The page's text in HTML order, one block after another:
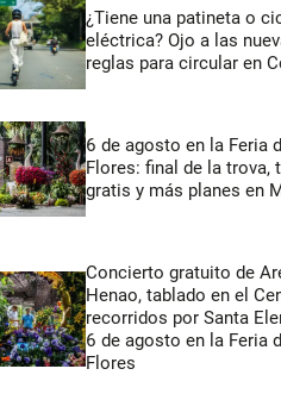
¿Tiene una patineta o
eléctrica? Ojo a las
reglas para circular en
6 de agosto en la Feria
Flores: final de la trova,
gratis y más planes en
Concierto gratuito de
Henao, tablado en el
recorridos por Santa
6 de agosto en la Feria
Flores